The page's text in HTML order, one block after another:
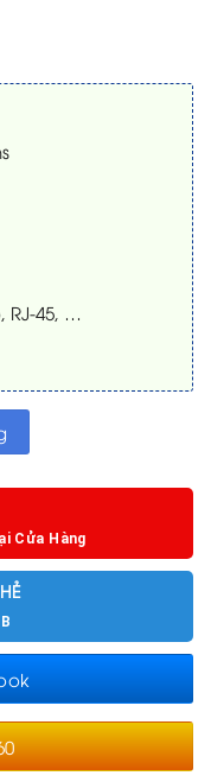
45, …
chiếu 393h số lượng
Cửa Hàng